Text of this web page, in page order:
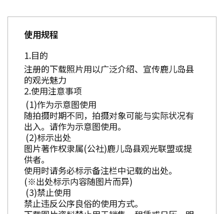
使用规程
目的
注册的下载照片用以广泛介绍、宣传鹿儿岛县
的观光魅力
使用注意事项
作为示意图使用
随拍摄时期不同，拍摄对象可能与实际状况有
出入。请作为示意图使用。
标示出处
图片著作权隶属(公社)鹿儿岛县观光联盟或提
供者。
使用时请务必标示备注栏中记载的出处。
(※出处标示内容随图片而异)
禁止使用
禁止违反公序良俗的使用方式。